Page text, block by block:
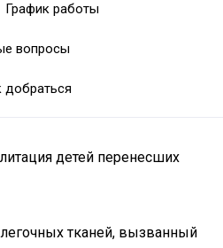
График работы
вопросы
добраться
детей перенесших
тканей, вызванный